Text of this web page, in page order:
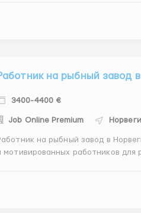
на рыбный завод
3400-4400 €
Job Online Premium
на рыбный завод в
мотивированных работников
присоединиться к нашей команде и